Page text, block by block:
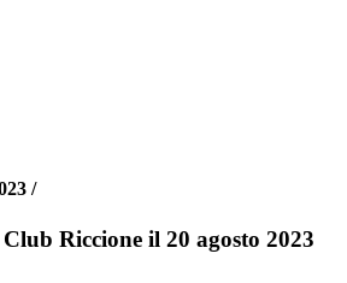
/
Riccione il 20 agosto 2023